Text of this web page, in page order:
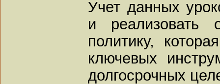
Учет данных
и реализовать
политику,
ключевых
долгосрочных